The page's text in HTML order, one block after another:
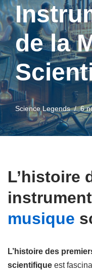
de la
Science Legends 6
L’histoire
musique
L’histoire des
scientifique est